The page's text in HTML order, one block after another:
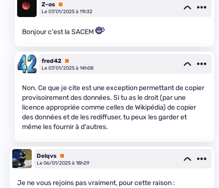
Z-os Premium
Le 07/01/2025 à 11h32
Bonjour c'est la SACEM
fred42 Premium
Le 07/01/2025 à 14h08
Non. Ce que je cite est une exception permettant de copier
provisoirement des données. Si tu as le droit (par une
licence appropriée comme celles de Wikipédia) de copier
des données et de les rediffuser, tu peux les garder et
même les fournir à d'autres.
Delqvs Premium
Le 06/01/2025 à 18h29
Je ne vous rejoins pas vraiment, pour cette raison :